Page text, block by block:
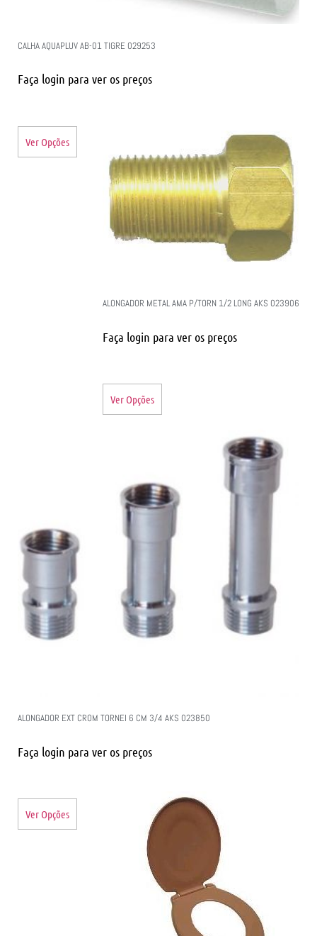
CALHA AQUAPLUV AB-01 TIGRE 029253
Faça login para ver os preços
Ver Opções
ALONGADOR METAL AMA P/TORN 1/2 LONG AKS 023906
Faça login para ver os preços
Ver Opções
ALONGADOR EXT CROM TORNEI 6 CM 3/4 AKS 023850
Faça login para ver os preços
Ver Opções